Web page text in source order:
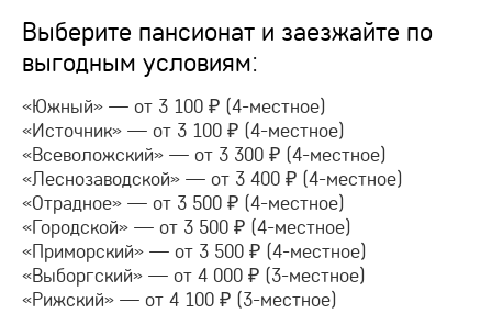
Выберите пансионат и заезжайте по
выгодным условиям:
«Южный» — от 3 100 ₽ (4-местное)
«Источник» — от 3 100 ₽ (4-местное)
«Всеволожский» — от 3 300 ₽ (4-местное)
«Леснозаводской» — от 3 400 ₽ (4-местное)
«Отрадное» — от 3 500 ₽ (4-местное)
«Городской» — от 3 500 ₽ (4-местное)
«Приморский» — от 3 500 ₽ (4-местное)
«Выборгский» — от 4 000 ₽ (3-местное)
«Рижский» — от 4 100 ₽ (3-местное)